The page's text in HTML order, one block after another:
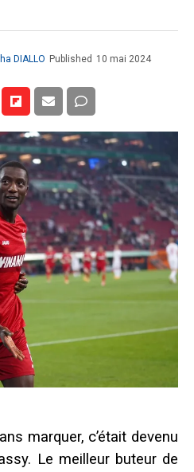
DIALLO Published 10 mai 2024
marquer, c’était devenu
Le meilleur buteur de